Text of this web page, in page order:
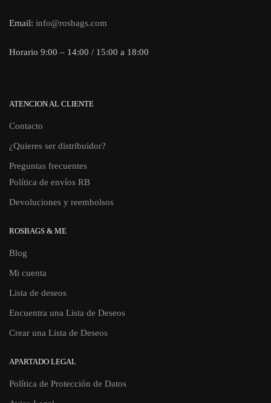
Email: info@rosbags.com
Horario 9:00 – 14:00 / 15:00 a 18:00
ATENCION AL CLIENTE
Contacto
¿Quieres ser distribuidor?
Preguntas frecuentes
Política de envíos RB
Devoluciones y reembolsos
ROSBAGS & ME
Blog
Mi cuenta
Lista de deseos
Encuentra una Lista de Deseos
Crear una Lista de Deseos
APARTADO LEGAL
Política de Protección de Datos